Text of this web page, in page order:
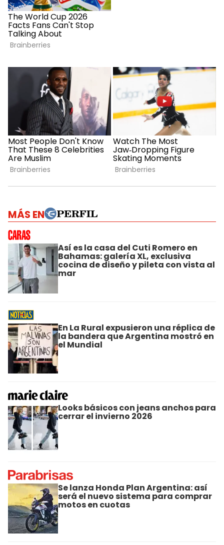
MÁS EN
Así es la casa del Cuti Romero en
Bahamas: galería XL, exclusiva
cocina de diseño y pileta con vista al
mar
En La Rural expusieron una réplica de
la bandera que Argentina mostró en
el Mundial
Looks básicos con jeans anchos para
cerrar el invierno 2026
Se lanza Honda Plan Argentina: así
será el nuevo sistema para comprar
motos en cuotas